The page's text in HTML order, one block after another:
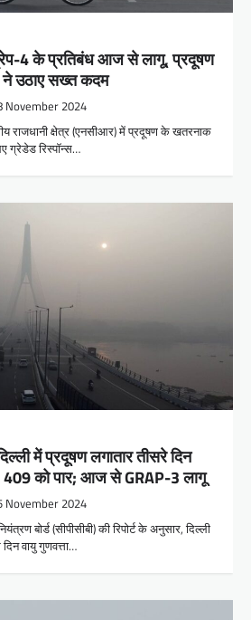
4 के प्रतिबंध आज से लागू, प्रदूषण
उठाए सख्त कदम
November 2024
राजधानी क्षेत्र (एनसीआर) में प्रदूषण के खतरनाक
ग्रेडेड रिस्पॉन्स…
में प्रदूषण लगातार तीसरे दिन
409 को पार; आज से GRAP-3 लागू
November 2024
बोर्ड (सीपीसीबी) की रिपोर्ट के अनुसार, दिल्ली
वायु गुणवत्ता…